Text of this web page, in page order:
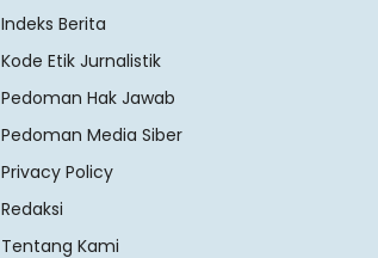
Indeks Berita
Kode Etik Jurnalistik
Pedoman Hak Jawab
Pedoman Media Siber
Privacy Policy
Redaksi
Tentang Kami